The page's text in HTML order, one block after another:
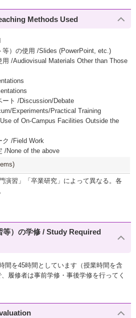
Methods Used
）の使用 /Slides (PowerPoint, etc.)
/Audiovisual Materials Other than Those
ト /Discussion/Debate
Experiments/Practical Training
of On-Campus Facilities Outside the
/Field Work
/None of the above
演習」「卒業研究」によって異なる。各
等）の学修 / Study Required
間を45時間としています（授業時間を含
履修者は事前学修・事後学修を行ってく